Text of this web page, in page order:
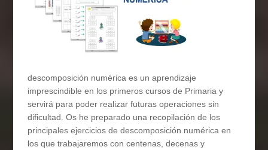
descomposición numérica es un aprendizaje
imprescindible en los primeros cursos de Primaria y
servirá para poder realizar futuras operaciones sin
dificultad. Os he preparado una recopilación de los
principales ejercicios de descomposición numérica en
los que trabajaremos con centenas, decenas y